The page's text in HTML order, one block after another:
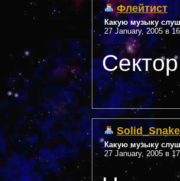
Флейтист
Какую музыку
27 January, 2005 в
Solid_Snake
Какую музыку
27 January, 2005 в